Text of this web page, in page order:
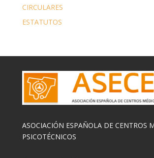
CIRCULARES
ESTATUTOS
ASOCIACIÓN ESPAÑOLA DE CENTROS
PSICOTÉCNICOS